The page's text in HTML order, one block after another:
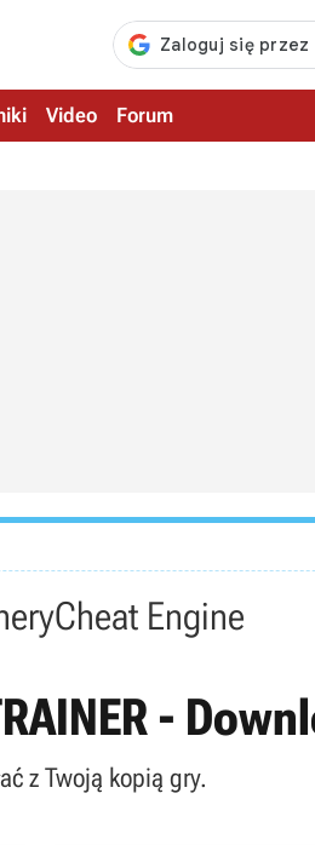
Video Forum
Cheat Engine
-
z Twoją kopią gry.